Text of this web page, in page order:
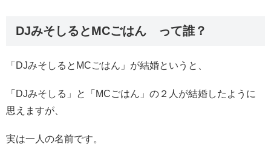
DJみそしるとMCごはん って誰？
「DJみそしるとMCごはん」が結婚というと、
「DJみそしる」と「MCごはん」の２人が結婚したように
思えますが、
実は一人の名前です。